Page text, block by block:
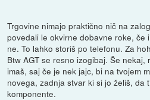
Trgovine nimajo praktično nič na
povedali le okvirne dobavne roke, če
ne. To lahko storiš po telefonu. Za
Btw AGT se resno izogibaj. Še
imaš, saj če je nek jajc, bi na tvojem
novega, zadnja stvar ki si jo želiš, da
komponente.